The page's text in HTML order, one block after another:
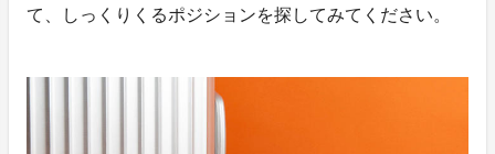
て、しっくりくるポジションを探してみてください。